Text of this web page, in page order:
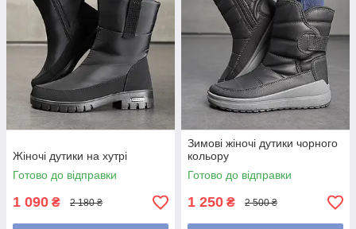
Жіночі дутики на хутрі
Готово до відправки
1 090 ₴ 2 180 ₴
Зимові жіночі дутики чорного
кольору
Готово до відправки
1 250 ₴ 2 500 ₴